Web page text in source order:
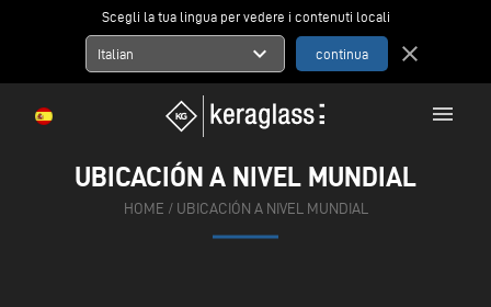
Scegli la tua lingua per vedere i contenuti locali
Italian expand_more close
menu
UBICACIÓN A NIVEL MUNDIAL
HOME / UBICACIÓN A NIVEL MUNDIAL